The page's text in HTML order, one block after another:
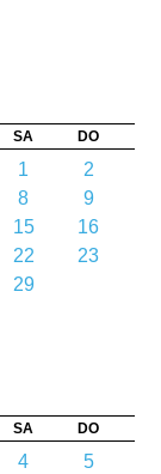
SA DO
1
2
8
9
15
16
22
23
29
SA DO
4
5